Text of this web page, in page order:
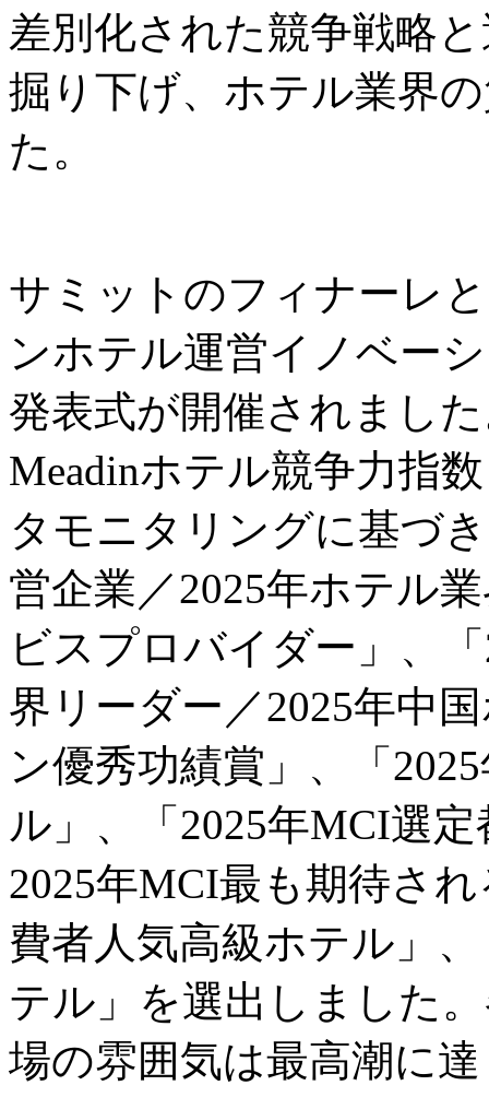
差別化された競争戦略
掘り下げ、ホテル業界
た。
サミットのフィナーレ
ンホテル運営イノベー
発表式が開催されまし
Meadinホテル競争力指
タモニタリングに基づ
営企業／2025年ホテル
ビスプロバイダー」、
界リーダー／2025年中
ン優秀功績賞」、「
ル」、「2025年MCI選
2025年MCI最も期待さ
費者人気高級ホテル」
テル」を選出しました
場の雰囲気は最高潮に